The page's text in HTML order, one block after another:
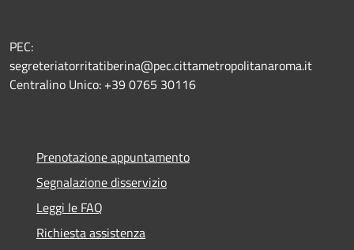
PEC:
segreteriatorritatiberina@pec.cittametropolitanaroma.it
Centralino Unico: +39 0765 30116
Prenotazione appuntamento
Segnalazione disservizio
Leggi le FAQ
Richiesta assistenza